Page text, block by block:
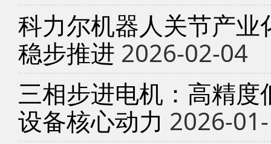
科力尔机器人关节产
稳步推进 2026-02-04
三相步进电机：高精
设备核心动力 2026-